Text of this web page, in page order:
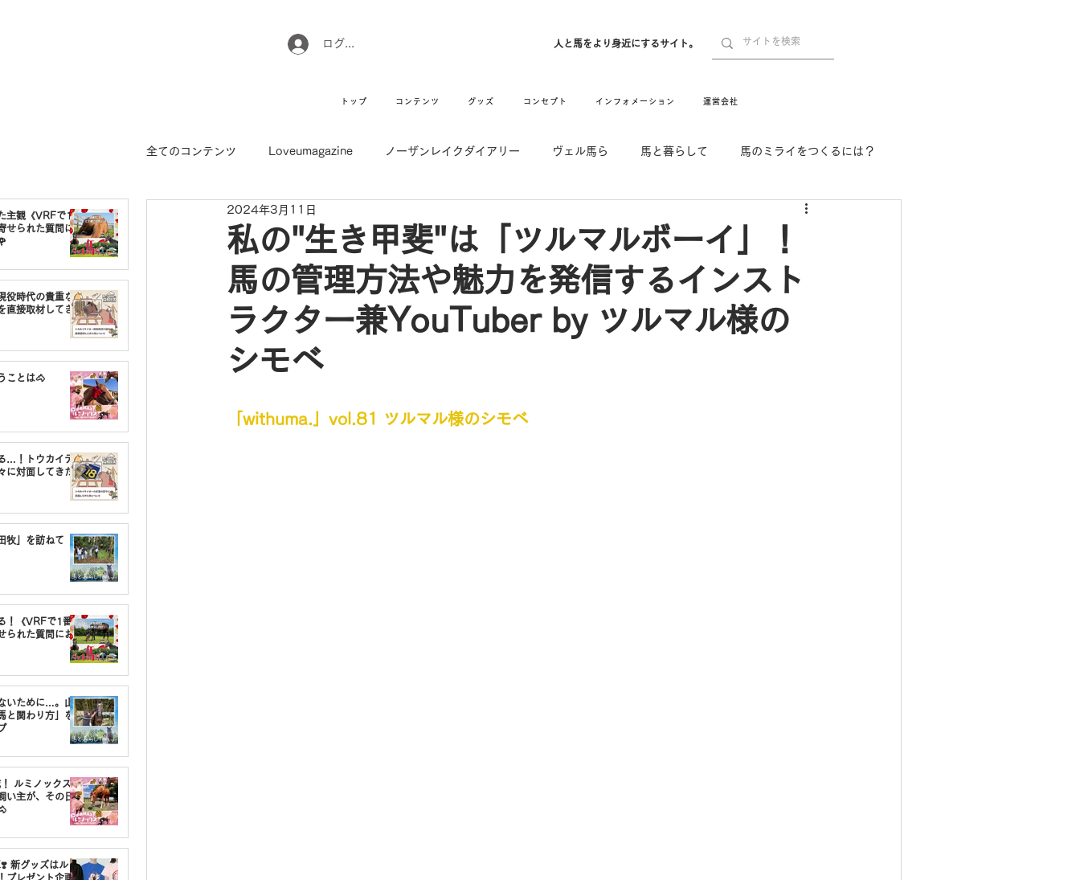
ログイン 人と馬をより身近にするサイト。
トップ コンテンツ グッズ コンセプト インフォメーション 運営会社
主観《VRFで1番
せられた質問に
役時代の貴重な
直接取材してき
ことは🐴
…！トウカイテ
に対面してきた
牧」を訪ねて
！《VRFで1番〇
られた質問にお
いために…。山
と関わり方」を
ルミノックスの
い主が、その日
新グッズはルミ
プレゼント企画
全てのコンテンツ Loveumagazine ノーザンレイクダイアリー ヴェル馬ら 馬と暮らして 馬のミライをつくるには？
ウマのお坊さん徒然日記
引退馬コレクション インフォメーション Movie New Long Hit
私の"生き甲斐"は「ツルマルボーイ」！
馬の管理方法や魅力を発信するインスト
ラクター兼YouTuber by ツルマル様の
シモベ
2024年3月11日
「withuma.」vol.81 ツルマル様のシモベ